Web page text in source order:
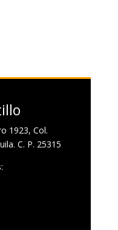
1923, Col.
C. P. 25315